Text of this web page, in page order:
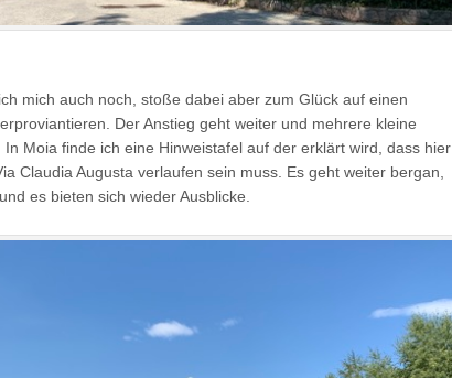
mich auch noch, stoße dabei aber zum Glück auf einen
Der Anstieg geht weiter und mehrere kleine
Moia finde ich eine Hinweistafel auf der erklärt wird, dass hier
Claudia Augusta verlaufen sein muss. Es geht weiter bergan,
es bieten sich wieder Ausblicke.